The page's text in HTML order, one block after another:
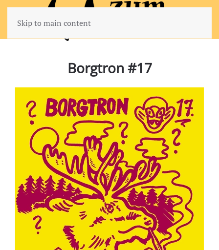
Skip to main content
Borgtron #17